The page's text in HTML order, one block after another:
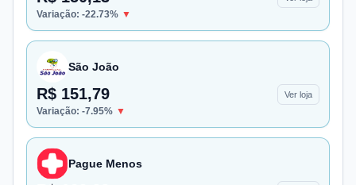
Variação: -22.73% ▼
São João
R$ 151,79 Ver loja
Variação: -7.95% ▼
Pague Menos